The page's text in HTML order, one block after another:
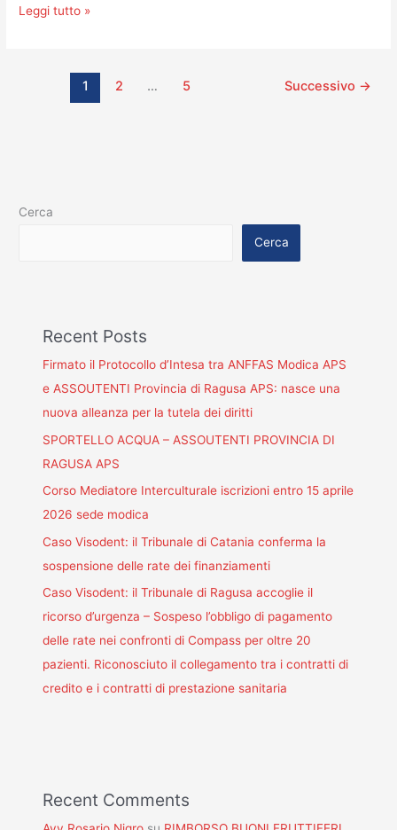
mai
Leggi tutto »
1 2 … 5 Successivo →
Cerca
Cerca
Recent Posts
Firmato il Protocollo d’Intesa tra ANFFAS Modica APS
e ASSOUTENTI Provincia di Ragusa APS: nasce una
nuova alleanza per la tutela dei diritti
SPORTELLO ACQUA – ASSOUTENTI PROVINCIA DI
RAGUSA APS
Corso Mediatore Interculturale iscrizioni entro 15 aprile
2026 sede modica
Caso Visodent: il Tribunale di Catania conferma la
sospensione delle rate dei finanziamenti
Caso Visodent: il Tribunale di Ragusa accoglie il
ricorso d’urgenza – Sospeso l’obbligo di pagamento
delle rate nei confronti di Compass per oltre 20
pazienti. Riconosciuto il collegamento tra i contratti di
credito e i contratti di prestazione sanitaria
Recent Comments